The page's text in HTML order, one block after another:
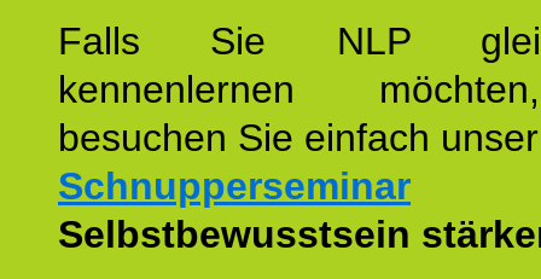
Falls Sie NLP
kennenlernen
besuchen Sie einfach unser
Schnupperseminar
Selbstbewusstsein